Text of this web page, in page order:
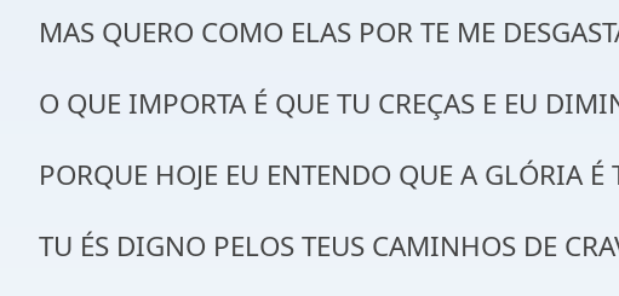
MAS QUERO COMO ELAS POR TE ME
O QUE IMPORTA É QUE TU CREÇAS E EU
PORQUE HOJE EU ENTENDO QUE A GLÓRIA É
TU ÉS DIGNO PELOS TEUS CAMINHOS DE